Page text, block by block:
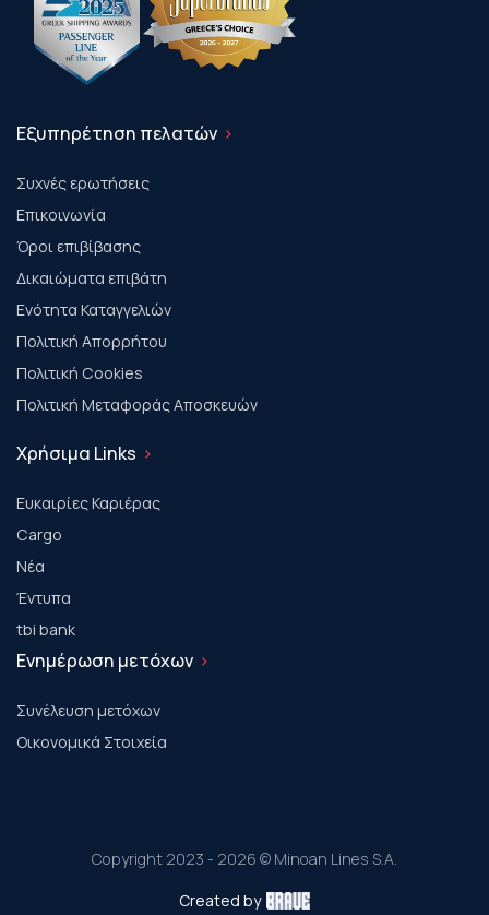
Εξυπηρέτηση πελατών
Συχνές ερωτήσεις
Επικοινωνία
Όροι επιβίβασης
Δικαιώματα επιβάτη
Ενότητα Καταγγελιών
Πολιτική Απορρήτου
Πολιτική Cookies
Πολιτική Μεταφοράς Αποσκευών
Χρήσιμα Links
Ευκαιρίες Καριέρας
Cargo
Νέα
Έντυπα
tbi bank
Ενημέρωση μετόχων
Συνέλευση μετόχων
Οικονομικά Στοιχεία
Copyright 2023 - 2026 © Minoan Lines S.A.
Created by